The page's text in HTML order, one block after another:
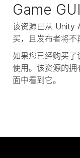
Game
该资源已从 Unity
买，且发布者将不
如果您已经购买了
使用。该资源的拥
面中看到它。